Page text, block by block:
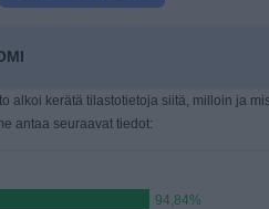
alkoi kerätä tilastotietoja siitä, milloin ja
antaa seuraavat tiedot:
94,84%